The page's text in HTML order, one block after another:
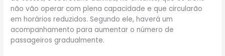
não vão operar com plena capacidade e que circularão
em horários reduzidos. Segundo ele, haverá um
acompanhamento para aumentar o número de
passageiros gradualmente.